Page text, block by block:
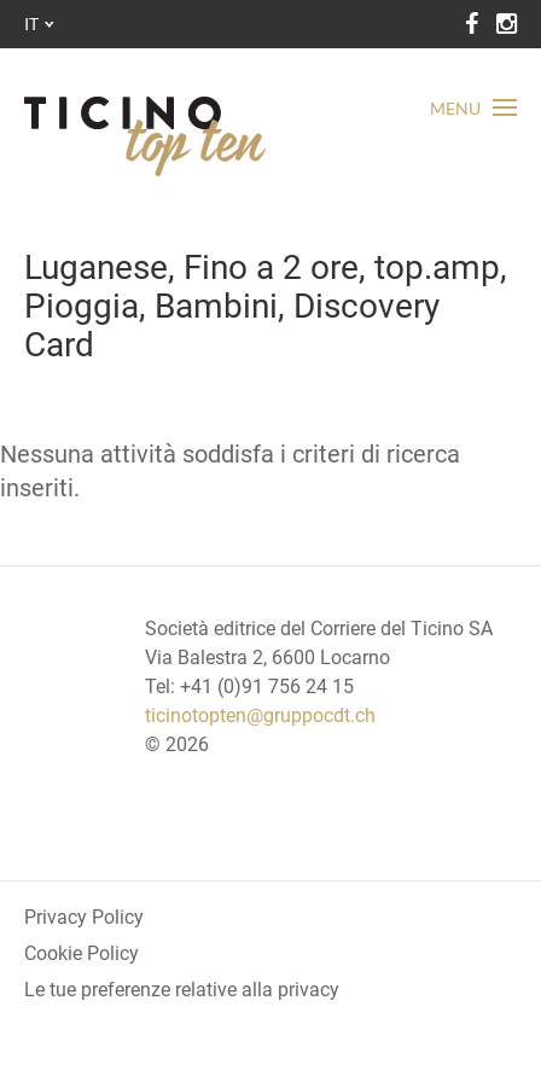
MENU
IT
Luganese, Fino a 2 ore, top.amp,
Pioggia, Bambini, Discovery
Card
Nessuna attività soddisfa i criteri di ricerca
inseriti.
Società editrice del Corriere del Ticino SA
Via Balestra 2, 6600 Locarno
Tel: +41 (0)91 756 24 15
ticinotopten@gruppocdt.ch
© 2026
Privacy Policy
Cookie Policy
Le tue preferenze relative alla privacy